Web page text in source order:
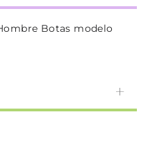
Botas modelo